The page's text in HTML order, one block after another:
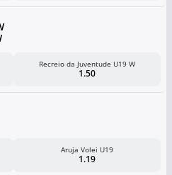
Recreio da Juventude U19 W
1.50
Aruja Volei U19
1.19